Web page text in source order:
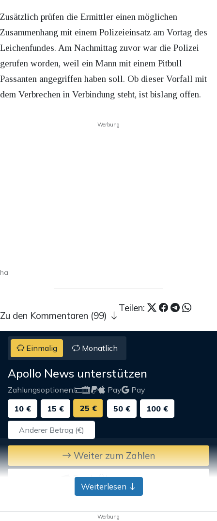
Zusätzlich prüfen die Ermittler einen möglichen
Zusammenhang mit einem Polizeieinsatz am Vortag des
Leichenfundes. Am Nachmittag zuvor war die Polizei
gerufen worden, weil ein Mann mit einem Pitbull
Passanten angegriffen haben soll. Ob dieser Vorfall mit
dem Verbrechen in Verbindung steht, ist bislang offen.
Werbung
ha
Teilen:
Zu den Kommentaren (99)
Einmalig Monatlich
Apollo News unterstützen
Zahlungsoptionen: Pay
Pay
10 €
15 € 25 € 50 € 100 €
Weiter zum Zahlen
Bank-Überweisung
Weiterlesen
Werbung